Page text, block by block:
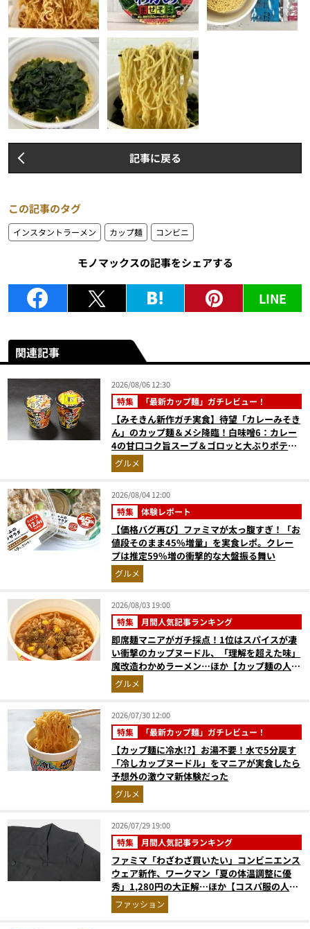
記事に戻る
この記事のタグ
インスタントラーメン カップ麺 コンビニ
モノマックスの記事をシェアする
LINE
関連記事
2026/08/06 12:30
特集 「最新カップ麺」ガチレビュー！
【みそきん新作ガチ実食】待望「カレーみそき
ん」のカップ麺＆メシ降臨！白味噌6：カレー
4の甘口コク旨スープ＆ゴロッと大ぶりポテト
に歓喜
グルメ
2026/08/04 12:00
特集 体験レポート
【価格バグ再び】ファミマが太っ腹すぎ！「お
値段そのまま45%増量」を実食レポ。クレー
プは推定59%増の衝撃的な大盤振る舞い
グルメ
2026/08/03 19:00
特集 月間人気記事ランキング
即席麺マニアがガチ採点！1位はスパイスが凄
い衝撃のカップヌードル、「理解を超えた味」
魔改造わかめラーメン…ほか【カップ麺の人気
記事ランキングベスト3】（2026年6月版）
グルメ
2026/07/30 12:00
特集 「最新カップ麺」ガチレビュー！
【カップ麺に冷水!?】お湯不要！水で5分戻す
「冷しカップヌードル」をマニアが実食したら
予想外の激ウマ新体験だった
グルメ
2026/07/29 19:00
特集 月間人気記事ランキング
ファミマ「わざわざ買いたい」コンビニエンス
ウェア新作、ワークマン「夏の体温調整に優
秀」1,280円の大正解…ほか【コスパ服の人気
記事ランキングベスト3】（2026年6月版）
ファッション